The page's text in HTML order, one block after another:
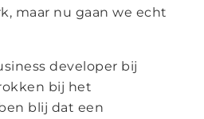
maar nu gaan we echt
developer bij
bij het
blij dat een